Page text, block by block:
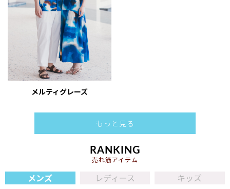
メルティグレーズ
もっと見る
RANKING
売れ筋アイテム
メンズ レディース キッズ